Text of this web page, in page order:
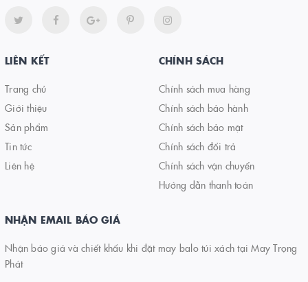
LIÊN KẾT
Trang chủ
Giới thiệu
Sản phẩm
Tin tức
Liên hệ
CHÍNH SÁCH
Chính sách mua hàng
Chính sách bảo hành
Chính sách bảo mật
Chính sách đổi trả
Chính sách vận chuyển
Hướng dẫn thanh toán
NHẬN EMAIL BÁO GIÁ
Nhận báo giá và chiết khấu khi đặt may balo túi xách tại May Trọng
Phát